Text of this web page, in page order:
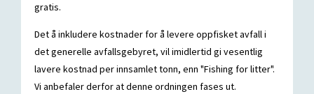
gratis.
Det å inkludere kostnader for å levere oppfisket avfall i
det generelle avfallsgebyret, vil imidlertid gi vesentlig
lavere kostnad per innsamlet tonn, enn "Fishing for litter".
Vi anbefaler derfor at denne ordningen fases ut.